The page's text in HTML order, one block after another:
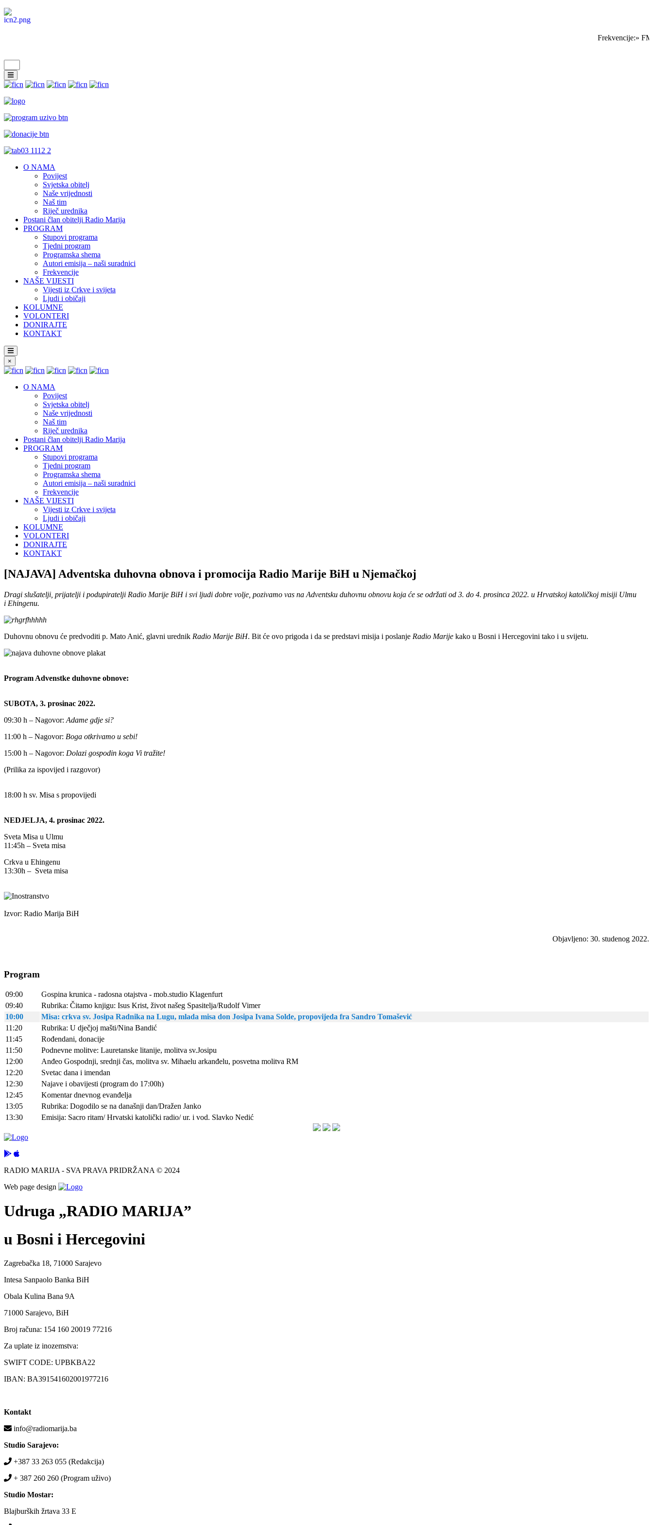
Frekvencije:»
O NAMA
Povijest
Svjetska obitelj
Naše vrijednosti
Naš tim
Riječ urednika
Postani član obitelji Radio Marija
PROGRAM
Stupovi programa
Tjedni program
Programska shema
Autori emisija – naši suradnici
Frekvencije
NAŠE VIJESTI
Vijesti iz Crkve i svijeta
Ljudi i običaji
KOLUMNE
VOLONTERI
DONIRAJTE
KONTAKT
×
O NAMA
Povijest
Svjetska obitelj
Naše vrijednosti
Naš tim
Riječ urednika
Postani član obitelji Radio Marija
PROGRAM
Stupovi programa
Tjedni program
Programska shema
Autori emisija – naši suradnici
Frekvencije
NAŠE VIJESTI
Vijesti iz Crkve i svijeta
Ljudi i običaji
KOLUMNE
VOLONTERI
DONIRAJTE
KONTAKT
[NAJAVA] Adventska duhovna obnova i promocija Radio Marije BiH u Njemačkoj
Dragi slušatelji, prijatelji i podupiratelji Radio Marije BiH i svi ljudi dobre volje, pozivamo vas na Adventsku duhovnu obnovu koja će se održati od 3. do 4. prosinca 2022. u Hrvatskoj katoličkoj misiji Ulmu
i Ehingenu.
Duhovnu obnovu će predvoditi p. Mato Anić, glavni urednik Radio Marije BiH. Bit će ovo prigoda i da se predstavi misija i poslanje Radio Marije kako u Bosni i Hercegovini tako i u svijetu.
Program Advenstke duhovne obnove:
SUBOTA, 3. prosinac 2022.
09:30 h – Nagovor: Adame gdje si?
11:00 h – Nagovor: Boga otkrivamo u sebi!
15:00 h – Nagovor: Dolazi gospodin koga Vi tražite!
(Prilika za ispovijed i razgovor)
18:00 h sv. Misa s propovijedi
NEDJELJA, 4. prosinac 2022.
Sveta Misa u Ulmu
11:45h – Sveta misa
Crkva u Ehingenu
13:30h – Sveta misa
Izvor: Radio Marija BiH
Objavljeno: 30. studenog 2022.
Program
09:00
Gospina krunica - radosna otajstva - mob.studio Klagenfurt
09:40
Rubrika: Čitamo knjigu: Isus Krist, život našeg Spasitelja/Rudolf Vimer
10:00
Misa: crkva sv. Josipa Radnika na Lugu, mlada misa don Josipa Ivana Solde, propovijeda fra Sandro Tomašević
11:20
Rubrika: U dječjoj mašti/Nina Bandić
11:45
Rođendani, donacije
11:50
Podnevne molitve: Lauretanske litanije, molitva sv.Josipu
12:00
Anđeo Gospodnji, srednji čas, molitva sv. Mihaelu arkanđelu, posvetna molitva RM
12:20
Svetac dana i imendan
12:30
Najave i obavijesti (program do 17:00h)
12:45
Komentar dnevnog evanđelja
13:05
Rubrika: Dogodilo se na današnji dan/Dražen Janko
13:30
Emisija: Sacro ritam/ Hrvatski katolički radio/ ur. i vod. Slavko Nedić
RADIO MARIJA - SVA PRAVA PRIDRŽANA © 2024
Web page design
Udruga „RADIO MARIJA”
u Bosni i Hercegovini
Zagrebačka 18, 71000 Sarajevo
Intesa Sanpaolo Banka BiH
Obala Kulina Bana 9A
71000 Sarajevo, BiH
Broj računa: 154 160 20019 77216
Za uplate iz inozemstva:
SWIFT CODE: UPBKBA22
IBAN: BA391541602001977216
Kontakt
info@radiomarija.ba
Studio Sarajevo:
+387 33 263 055 (Redakcija)
+ 387 260 260 (Program uživo)
Studio Mostar:
Blajburških žrtava 33 E